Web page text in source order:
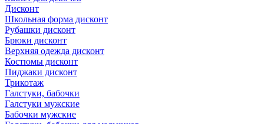
Дисконт
Школьная форма дисконт
Рубашки дисконт
Брюки дисконт
Верхняя одежда дисконт
Костюмы дисконт
Пиджаки дисконт
Трикотаж
Галстуки, бабочки
Галстуки мужские
Бабочки мужские